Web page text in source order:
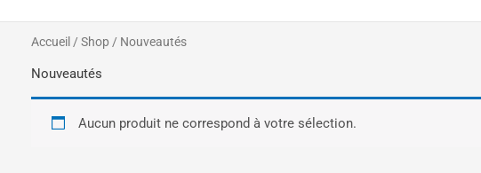
Accueil / Shop / Nouveautés
Nouveautés
Aucun produit ne correspond à votre sélection.